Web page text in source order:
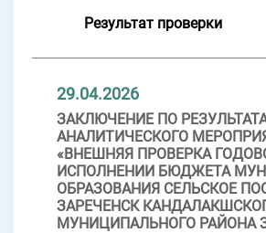
Результат проверки
29.04.2026
ЗАКЛЮЧЕНИЕ ПО
АНАЛИТИЧЕСКОГО
«ВНЕШНЯЯ ПРОВЕРКА
ИСПОЛНЕНИИ БЮДЖЕТА
ОБРАЗОВАНИЯ СЕЛЬСКОЕ
ЗАРЕЧЕНСК
МУНИЦИПАЛЬНОГО РАЙОНА